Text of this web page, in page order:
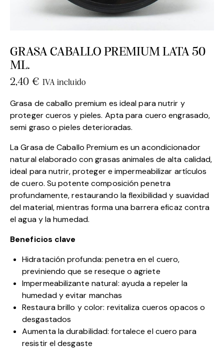
GRASA CABALLO PREMIUM LATA 50
ML.
2,40 € IVA incluido
Grasa de caballo premium es ideal para nutrir y
proteger cueros y pieles. Apta para cuero engrasado,
semi graso o pieles deterioradas.
La Grasa de Caballo Premium es un acondicionador
natural elaborado con grasas animales de alta calidad,
ideal para nutrir, proteger e impermeabilizar artículos
de cuero. Su potente composición penetra
profundamente, restaurando la flexibilidad y suavidad
del material, mientras forma una barrera eficaz contra
el agua y la humedad.
Beneficios clave
Hidratación profunda: penetra en el cuero,
previniendo que se reseque o agriete
Impermeabilizante natural: ayuda a repeler la
humedad y evitar manchas
Restaura brillo y color: revitaliza cueros opacos o
desgastados
Aumenta la durabilidad: fortalece el cuero para
resistir el desgaste